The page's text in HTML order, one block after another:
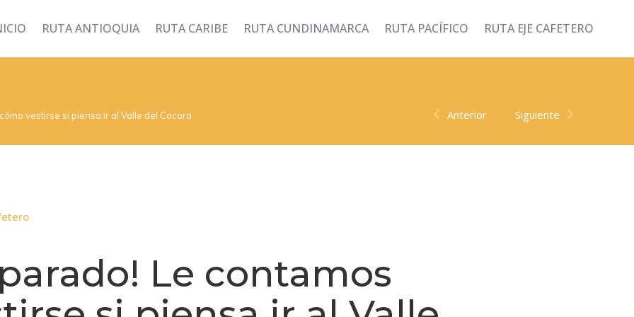
RUTA ANTIOQUIA RUTA CARIBE RUTA CUNDINAMARCA RUTA PACÍFICO RUTA EJE CAFETERO
vestirse si piensa ir al Valle del Cocora Anterior Siguiente
Le contamos